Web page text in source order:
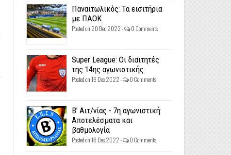
Παναιτωλικός: Τα εισιτήρια
με ΠΑΟΚ
Posted on 20 Dec 2022 - 0 Comments
Super League: Οι διαιτητές
της 14ης αγωνιστικής
Posted on 19 Dec 2022 - 0 Comments
Β' Αιτ/νίας - 7η αγωνιστική:
Αποτελέσματα και
βαθμολογία
Posted on 18 Dec 2022 - 0 Comments